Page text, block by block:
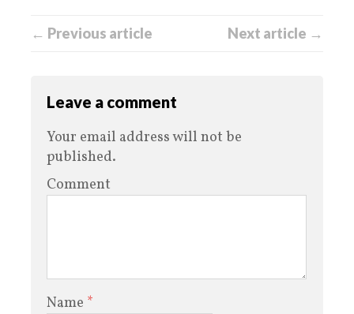
← Previous article Next article →
Leave a comment
Your email address will not be
published.
Comment
Name *